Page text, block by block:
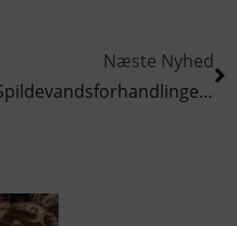
Næste Nyhed
Spildevandsforhandlingerne Minder Mere Om En Regulær Hetz